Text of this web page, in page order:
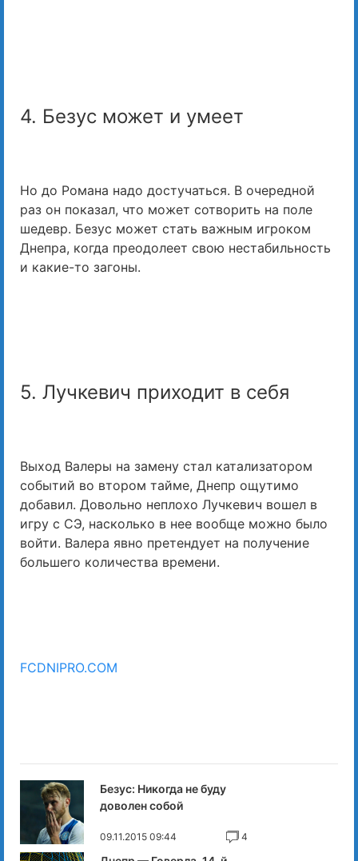
4. Безус может и умеет
Но до Романа надо достучаться. В очередной
раз он показал, что может сотворить на поле
шедевр. Безус может стать важным игроком
Днепра, когда преодолеет свою нестабильность
и какие-то загоны.
5. Лучкевич приходит в себя
Выход Валеры на замену стал катализатором
событий во втором тайме, Днепр ощутимо
добавил. Довольно неплохо Лучкевич вошел в
игру с СЭ, насколько в нее вообще можно было
войти. Валера явно претендует на получение
большего количества времени.
FCDNIPRO.COM
Безус: Никогда не буду
доволен собой
09.11.2015 09:44 4